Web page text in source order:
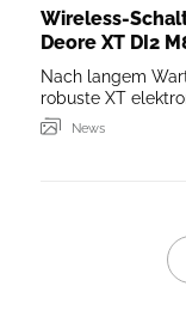
Wireless-
Deore XT DI2
Nach langem
robuste XT
News